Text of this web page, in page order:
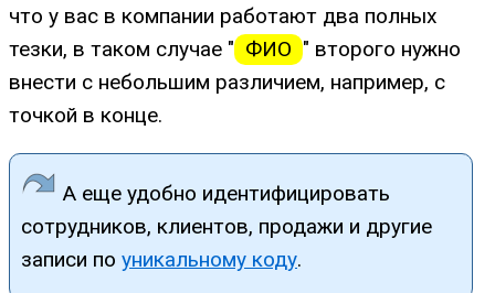
что у вас в компании работают два полных
тезки, в таком случае " ФИО " второго нужно
внести с небольшим различием, например, с
точкой в конце.
А еще удобно идентифицировать
сотрудников, клиентов, продажи и другие
записи по уникальному коду.